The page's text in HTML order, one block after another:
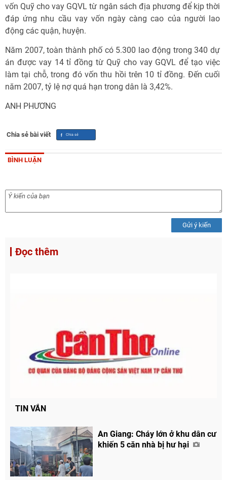
vốn Quỹ cho vay GQVL từ ngân sách địa phương để kịp thời
đáp ứng nhu cầu vay vốn ngày càng cao của người lao
động các quận, huyện.
Năm 2007, toàn thành phố có 5.300 lao động trong 340 dự
án được vay 14 tỉ đồng từ Quỹ cho vay GQVL để tạo việc
làm tại chỗ, trong đó vốn thu hồi trên 10 tỉ đồng. Đến cuối
năm 2007, tỷ lệ nợ quá hạn trong dân là 3,42%.
ANH PHƯƠNG
Chia sẻ bài viết
BÌNH LUẬN
Gửi ý kiến
Đọc thêm
TIN VẮN
An Giang: Cháy lớn ở khu dân cư
khiến 5 căn nhà bị hư hại